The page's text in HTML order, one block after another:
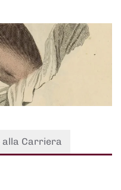
alla Carriera